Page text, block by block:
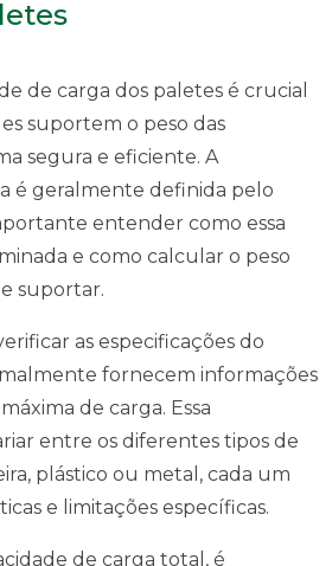
de carga dos paletes é crucial
suportem o peso das
segura e eficiente. A
é geralmente definida pelo
entender como essa
e como calcular o peso
suportar.
as especificações do
fornecem informações
de carga. Essa
entre os diferentes tipos de
plástico ou metal, cada um
e limitações específicas.
de carga total, é